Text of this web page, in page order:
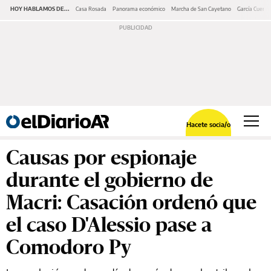
HOY HABLAMOS DE... Casa Rosada Panorama económico Marcha de San Cayetano García Cuerva
Hacete socia/o
Causas por espionaje
durante el gobierno de
Macri: Casación ordenó que
el caso D'Alessio pase a
Comodoro Py